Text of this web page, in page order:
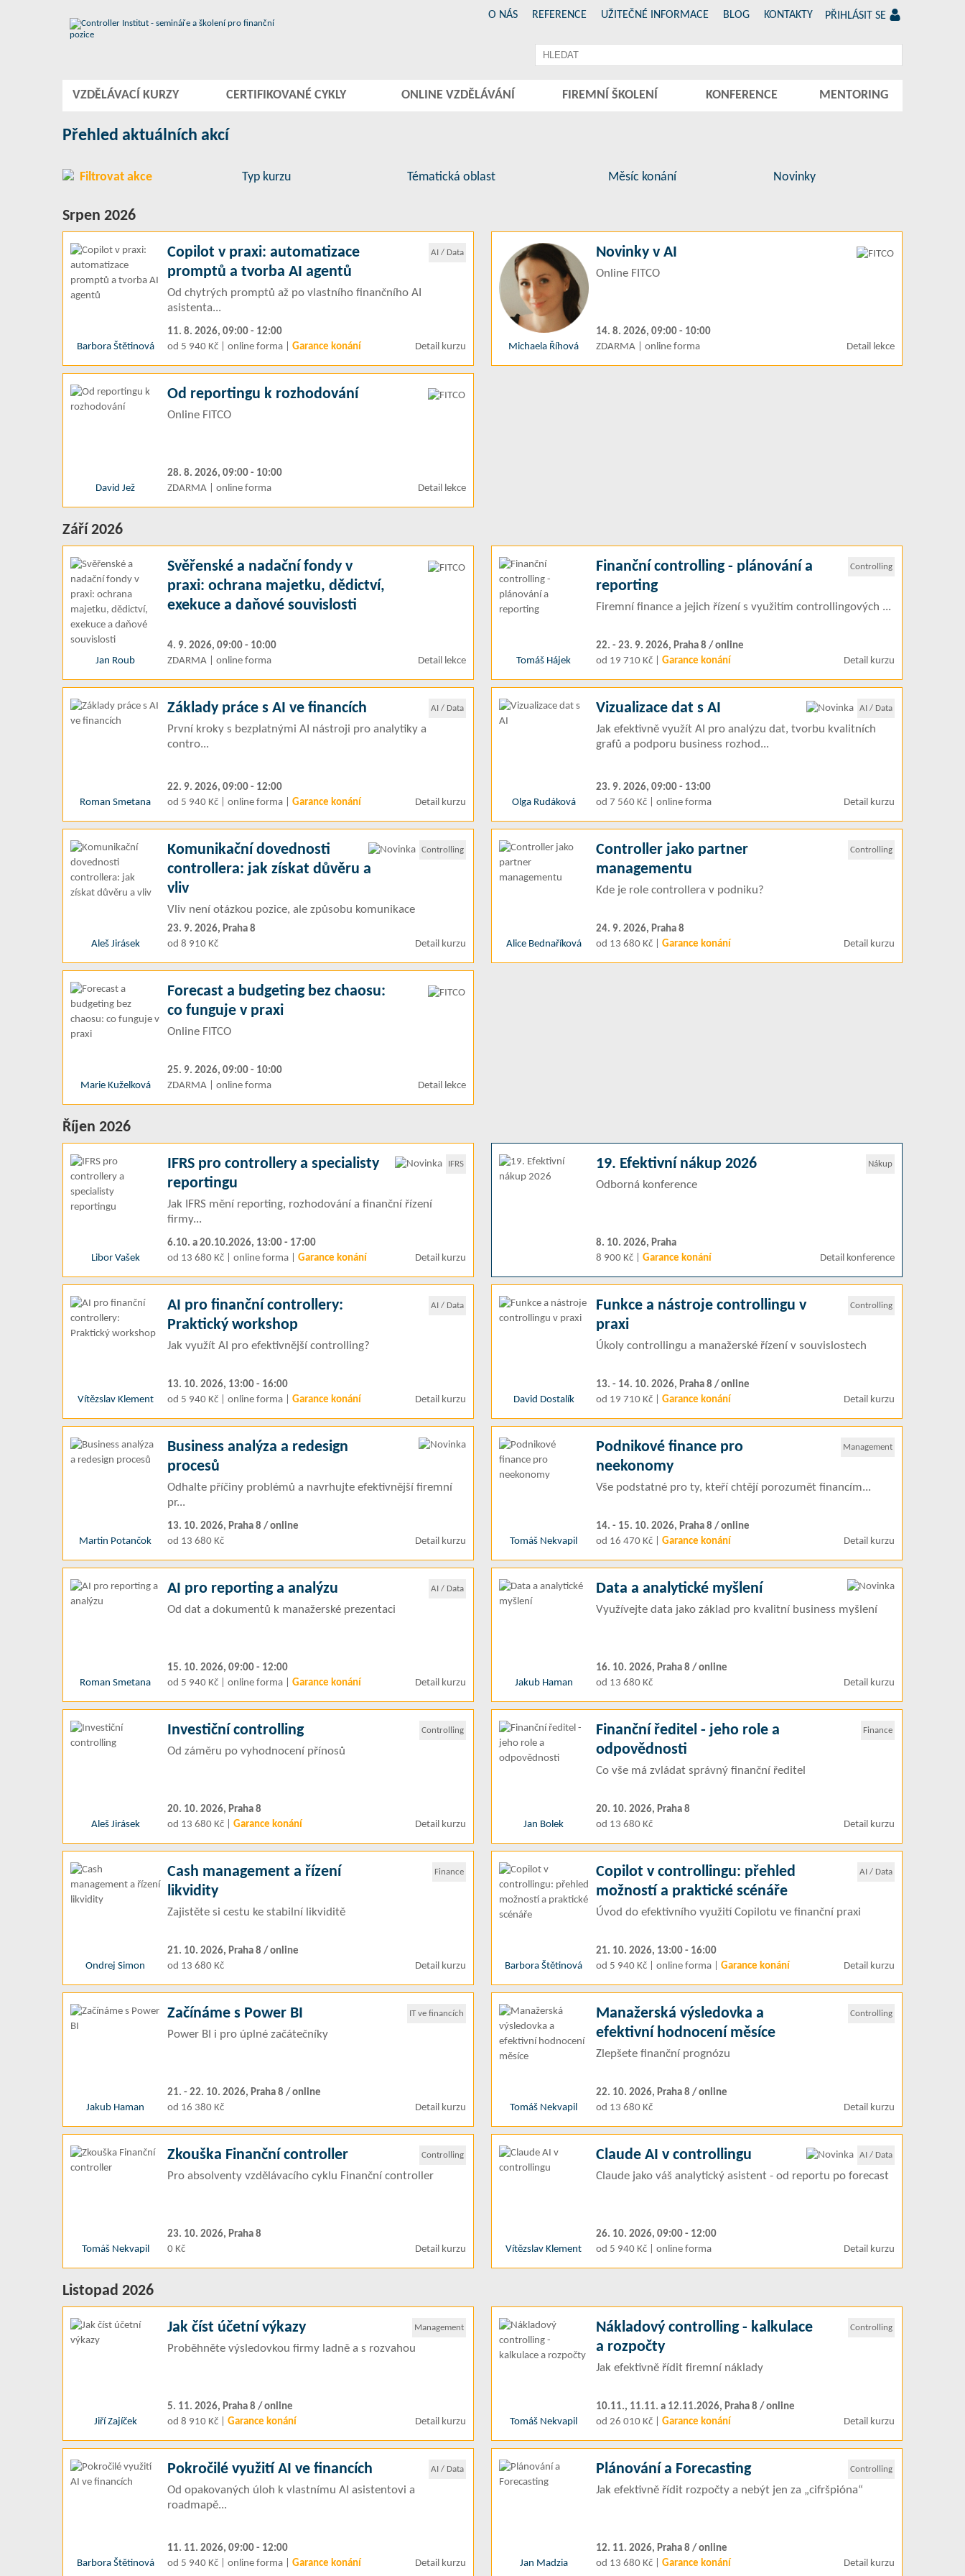
PŘIHLÁSIT SE
O NÁS REFERENCE UŽITEČNÉ INFORMACE BLOG KONTAKTY
VZDĚLÁVACÍ KURZY CERTIFIKOVANÉ CYKLY ONLINE VZDĚLÁVÁNÍ FIREMNÍ ŠKOLENÍ KONFERENCE MENTORING
Přehled aktuálních akcí
Filtrovat akce Typ kurzu Tématická oblast Měsíc konání Novinky
Srpen 2026
Barbora Štětinová
Copilot v praxi: automatizace
promptů a tvorba AI agentů
Od chytrých promptů až po vlastního finančního AI
asistenta...
11. 8. 2026, 09:00 - 12:00
od 5 940 Kč | online forma | Garance konání
AI / Data
Detail kurzu Michaela Říhová
Novinky v AI
Online FITCO
14. 8. 2026, 09:00 - 10:00
ZDARMA | online forma
Detail lekce
David Jež
Od reportingu k rozhodování
Online FITCO
28. 8. 2026, 09:00 - 10:00
ZDARMA | online forma
Detail lekce
Září 2026
Jan Roub
Svěřenské a nadační fondy v
praxi: ochrana majetku, dědictví,
exekuce a daňové souvislosti
4. 9. 2026, 09:00 - 10:00
ZDARMA | online forma
Detail lekce Tomáš Hájek
Finanční controlling - plánování a
reporting
Firemní finance a jejich řízení s využitím controllingových ...
22. - 23. 9. 2026, Praha 8 / online
od 19 710 Kč | Garance konání
Controlling
Detail kurzu
Roman Smetana
Základy práce s AI ve financích
První kroky s bezplatnými AI nástroji pro analytiky a
contro...
22. 9. 2026, 09:00 - 12:00
od 5 940 Kč | online forma | Garance konání
AI / Data
Detail kurzu Olga Rudáková
Vizualizace dat s AI
Jak efektivně využít AI pro analýzu dat, tvorbu kvalitních
grafů a podporu business rozhod...
23. 9. 2026, 09:00 - 13:00
od 7 560 Kč | online forma
AI / Data
Detail kurzu
Aleš Jirásek
Komunikační dovednosti
controllera: jak získat důvěru a
vliv
Vliv není otázkou pozice, ale způsobu komunikace
23. 9. 2026, Praha 8
od 8 910 Kč
Controlling
Detail kurzu Alice Bednaříková
Controller jako partner
managementu
Kde je role controllera v podniku?
24. 9. 2026, Praha 8
od 13 680 Kč | Garance konání
Controlling
Detail kurzu
Marie Kuželková
Forecast a budgeting bez chaosu:
co funguje v praxi
Online FITCO
25. 9. 2026, 09:00 - 10:00
ZDARMA | online forma
Detail lekce
Říjen 2026
Libor Vašek
IFRS pro controllery a specialisty
reportingu
Jak IFRS mění reporting, rozhodování a finanční řízení
firmy...
6.10. a 20.10.2026, 13:00 - 17:00
od 13 680 Kč | online forma | Garance konání
IFRS
Detail kurzu
19. Efektivní nákup 2026
Odborná konference
8. 10. 2026, Praha
8 900 Kč | Garance konání
Nákup
Detail konference
Vítězslav Klement
AI pro finanční controllery:
Praktický workshop
Jak využít AI pro efektivnější controlling?
13. 10. 2026, 13:00 - 16:00
od 5 940 Kč | online forma | Garance konání
AI / Data
Detail kurzu David Dostalík
Funkce a nástroje controllingu v
praxi
Úkoly controllingu a manažerské řízení v souvislostech
13. - 14. 10. 2026, Praha 8 / online
od 19 710 Kč | Garance konání
Controlling
Detail kurzu
Martin Potančok
Business analýza a redesign
procesů
Odhalte příčiny problémů a navrhujte efektivnější firemní
pr...
13. 10. 2026, Praha 8 / online
od 13 680 Kč
Detail kurzu Tomáš Nekvapil
Podnikové finance pro
neekonomy
Vše podstatné pro ty, kteří chtějí porozumět financím...
14. - 15. 10. 2026, Praha 8 / online
od 16 470 Kč | Garance konání
Management
Detail kurzu
Roman Smetana
AI pro reporting a analýzu
Od dat a dokumentů k manažerské prezentaci
15. 10. 2026, 09:00 - 12:00
od 5 940 Kč | online forma | Garance konání
AI / Data
Detail kurzu Jakub Haman
Data a analytické myšlení
Využívejte data jako základ pro kvalitní business myšlení
16. 10. 2026, Praha 8 / online
od 13 680 Kč
Detail kurzu
Aleš Jirásek
Investiční controlling
Od záměru po vyhodnocení přínosů
20. 10. 2026, Praha 8
od 13 680 Kč | Garance konání
Controlling
Detail kurzu Jan Bolek
Finanční ředitel - jeho role a
odpovědnosti
Co vše má zvládat správný finanční ředitel
20. 10. 2026, Praha 8
od 13 680 Kč
Finance
Detail kurzu
Ondrej Simon
Cash management a řízení
likvidity
Zajistěte si cestu ke stabilní likviditě
21. 10. 2026, Praha 8 / online
od 13 680 Kč
Finance
Detail kurzu Barbora Štětinová
Copilot v controllingu: přehled
možností a praktické scénáře
Úvod do efektivního využití Copilotu ve finanční praxi
21. 10. 2026, 13:00 - 16:00
od 5 940 Kč | online forma | Garance konání
AI / Data
Detail kurzu
Jakub Haman
Začínáme s Power BI
Power BI i pro úplné začátečníky
21. - 22. 10. 2026, Praha 8 / online
od 16 380 Kč
IT ve financích
Detail kurzu Tomáš Nekvapil
Manažerská výsledovka a
efektivní hodnocení měsíce
Zlepšete finanční prognózu
22. 10. 2026, Praha 8 / online
od 13 680 Kč
Controlling
Detail kurzu
Tomáš Nekvapil
Zkouška Finanční controller
Pro absolventy vzdělávacího cyklu Finanční controller
23. 10. 2026, Praha 8
0 Kč
Controlling
Detail kurzu Vítězslav Klement
Claude AI v controllingu
Claude jako váš analytický asistent - od reportu po forecast
26. 10. 2026, 09:00 - 12:00
od 5 940 Kč | online forma
AI / Data
Detail kurzu
Listopad 2026
Jiří Zajíček
Jak číst účetní výkazy
Proběhněte výsledovkou firmy ladně a s rozvahou
5. 11. 2026, Praha 8 / online
od 8 910 Kč | Garance konání
Management
Detail kurzu Tomáš Nekvapil
Nákladový controlling - kalkulace
a rozpočty
Jak efektivně řídit firemní náklady
10.11., 11.11. a 12.11.2026, Praha 8 / online
od 26 010 Kč | Garance konání
Controlling
Detail kurzu
Barbora Štětinová
Pokročilé využití AI ve financích
Od opakovaných úloh k vlastnímu AI asistentovi a
roadmapě...
11. 11. 2026, 09:00 - 12:00
od 5 940 Kč | online forma | Garance konání
AI / Data
Detail kurzu Jan Madzia
Plánování a Forecasting
Jak efektivně řídit rozpočty a nebýt jen za „cifršpióna“
12. 11. 2026, Praha 8 / online
od 13 680 Kč | Garance konání
Controlling
Detail kurzu